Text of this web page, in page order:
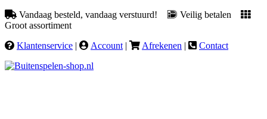
Vandaag besteld, vandaag verstuurd!
Veilig betalen
Groot assortiment
Klantenservice | Account | Afrekenen | Contact